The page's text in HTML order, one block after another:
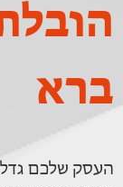
ברא
העסק שלכם גדל